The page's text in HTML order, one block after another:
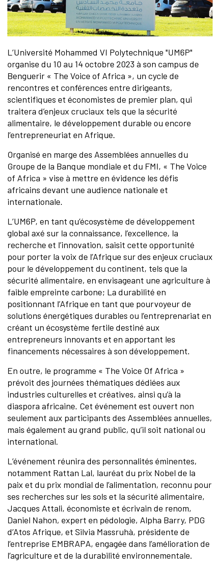
L’Université Mohammed VI Polytechnique "UM6P"
organise du 10 au 14 octobre 2023 à son campus de
Benguerir « The Voice of Africa », un cycle de
rencontres et conférences entre dirigeants,
scientifiques et économistes de premier plan, qui
traitera d’enjeux cruciaux tels que la sécurité
alimentaire, le développement durable ou encore
l’entrepreneuriat en Afrique.
Organisé en marge des Assemblées annuelles du
Groupe de la Banque mondiale et du FMI, « The Voice
of Africa » vise à mettre en évidence les défis
africains devant une audience nationale et
internationale.
L’UM6P, en tant qu’écosystème de développement
global axé sur la connaissance, l’excellence, la
recherche et l’innovation, saisit cette opportunité
pour porter la voix de l’Afrique sur des enjeux cruciaux
pour le développement du continent, tels que la
sécurité alimentaire, en envisageant une agriculture à
faible empreinte carbone; La durabilité en
positionnant l’Afrique en tant que pourvoyeur de
solutions énergétiques durables ou l’entreprenariat en
créant un écosystème fertile destiné aux
entrepreneurs innovants et en apportant les
financements nécessaires à son développement.
En outre, le programme « The Voice Of Africa »
prévoit des journées thématiques dédiées aux
industries culturelles et créatives, ainsi qu’à la
diaspora africaine. Cet événement est ouvert non
seulement aux participants des Assemblées annuelles,
mais également au grand public, qu’il soit national ou
international.
L’événement réunira des personnalités éminentes,
notamment Rattan Lal, lauréat du prix Nobel de la
paix et du prix mondial de l’alimentation, reconnu pour
ses recherches sur les sols et la sécurité alimentaire,
Jacques Attali, économiste et écrivain de renom,
Daniel Nahon, expert en pédologie, Alpha Barry, PDG
d’Atos Afrique, et Silvia Massruhà, présidente de
l’entreprise EMBRAPA, engagée dans l’amélioration de
l’agriculture et de la durabilité environnementale.